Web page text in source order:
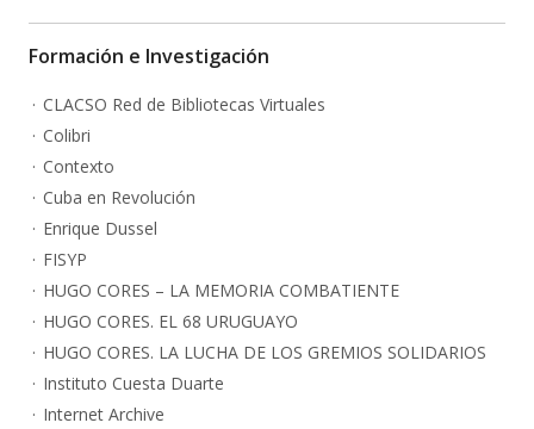
Formación e Investigación
CLACSO Red de Bibliotecas Virtuales
Colibri
Contexto
Cuba en Revolución
Enrique Dussel
FISYP
HUGO CORES – LA MEMORIA COMBATIENTE
HUGO CORES. EL 68 URUGUAYO
HUGO CORES. LA LUCHA DE LOS GREMIOS SOLIDARIOS
Instituto Cuesta Duarte
Internet Archive